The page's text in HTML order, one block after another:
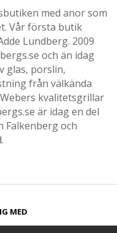
med anor som
Vår första butik
Lundberg. 2009
och än idag
glas, porslin,
från välkända
kvalitetsgrillar
är idag en del
Falkenberg och
MED​